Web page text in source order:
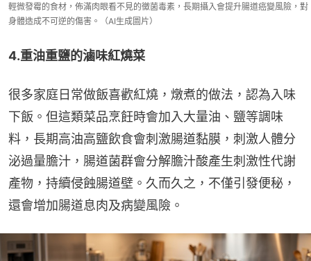
輕微發霉的食材，佈滿肉眼看不見的黴菌毒素，長期攝入會提升腸道癌變風險，對
身體造成不可逆的傷害。（AI生成圖片）
4.重油重鹽的滷味紅燒菜
很多家庭日常做飯喜歡紅燒，燉煮的做法，認為入味
下飯。但這類菜品烹飪時會加入大量油、鹽等調味
料，長期高油高鹽飲食會刺激腸道黏膜，刺激人體分
泌過量膽汁，腸道菌群會分解膽汁酸產生刺激性代謝
產物，持續侵蝕腸道壁。久而久之，不僅引發便秘，
還會增加腸道息肉及病變風險。